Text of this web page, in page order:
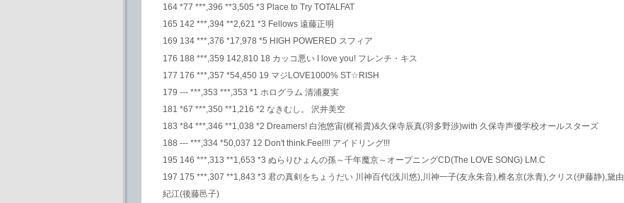
164 *77 ***,396 **3,505 *3 Place to Try TOTALFAT
165 142 ***,394 **2,621 *3 Fellows 遠藤正明
169 134 ***,376 *17,978 *5 HIGH POWERED スフィア
176 188 ***,359 142,810 18 カッコ悪い I love you! フレンチ・キス
177 176 ***,357 *54,450 19 マジLOVE1000% ST☆RISH
179 --- ***,353 ***,353 *1 ホログラム 清浦夏実
181 *67 ***,350 **1,216 *2 なきむし。 沢井美空
183 *84 ***,346 **1,038 *2 Dreamers! 白池悠宙(梶裕貴)&久保寺辰真(羽多野渉)with 久保寺声優学校オールスターズ
188 --- ***,334 *50,037 12 Don't think.Feel!!! アイドリング!!!
195 146 ***,313 **1,653 *3 ぬらりひょんの孫～千年魔京～オープニングCD(The LOVE SONG) LM.C
197 175 ***,307 **1,843 *3 君の真剣をちょうだい 川神百代(浅川悠),川神一子(友永朱音),椎名京(氷青),クリス(伊藤静),黛由
紀江(後藤邑子)